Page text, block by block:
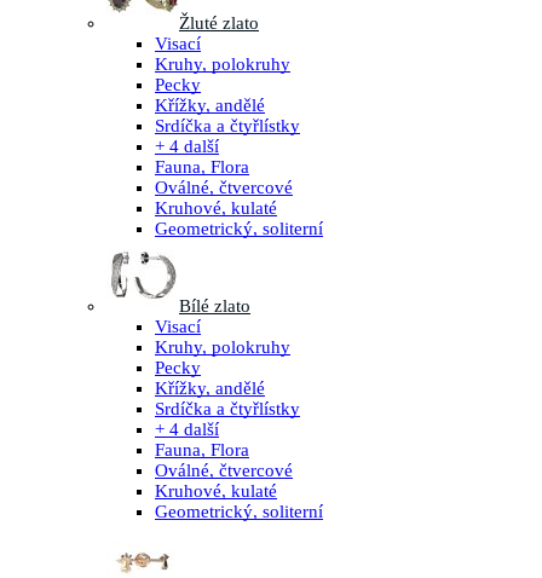
Žluté zlato
Visací
Kruhy, polokruhy
Pecky
Křížky, andělé
Srdíčka a čtyřlístky
+ 4 další
Fauna, Flora
Oválné, čtvercové
Kruhové, kulaté
Geometrický, soliterní
Bílé zlato
Visací
Kruhy, polokruhy
Pecky
Křížky, andělé
Srdíčka a čtyřlístky
+ 4 další
Fauna, Flora
Oválné, čtvercové
Kruhové, kulaté
Geometrický, soliterní